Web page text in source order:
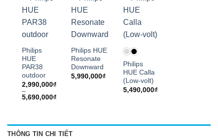
Philips
HUE
PAR38
outdoor
2,990,000₫
–
5,690,000₫Khoảng
5,690,000₫
Philips HUE
Resonate
Downward
5,990,000₫
Philips
HUE Calla
(Low-volt)
5,490,000₫
THÔNG TIN CHI TIẾT